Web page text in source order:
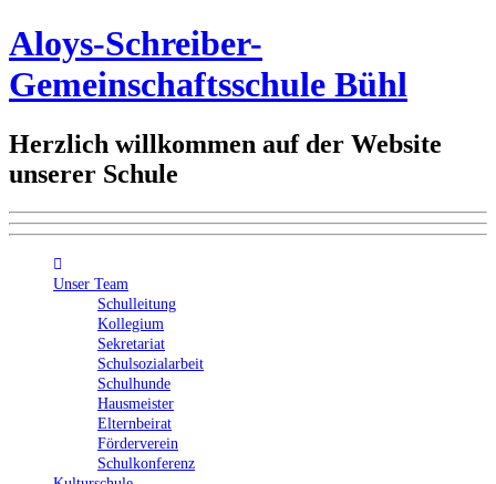
Aloys-Schreiber-
Gemeinschaftsschule Bühl
Herzlich willkommen auf der Website
unserer Schule
Unser Team
Schulleitung
Kollegium
Sekretariat
Schulsozialarbeit
Schulhunde
Hausmeister
Elternbeirat
Förderverein
Schulkonferenz